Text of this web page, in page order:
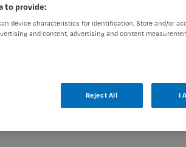
meer actueel. Hieronder
zijn.
to provide:
device characteristics for identification. Store and/or
and content, advertising and content
Reject All I